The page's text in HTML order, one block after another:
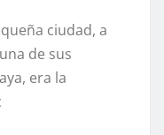
ciudad, a
de sus
era la